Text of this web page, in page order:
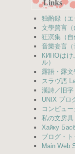
Links
独酌録（エ
文學贅言（
狂溟集（自
音樂妄言（
КИНОはけ
ル）
露語・露
スラヴ語
漢詩／旧
UNIX プロ
コンピュ
私の文房
Хайку
ブログ・ト
Main Web